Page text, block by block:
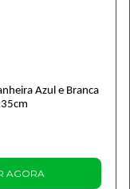
Azul e Branca
AGORA